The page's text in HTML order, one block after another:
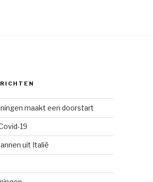
maakt een doorstart
19
uit Italië